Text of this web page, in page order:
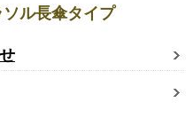
ル長傘タイプ